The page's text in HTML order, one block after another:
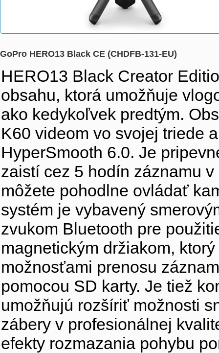
GoPro HERO13 Black CE (CHDFB-131-EU)
HERO13 Black Creator
obsahu, ktorá umožňuje
ako kedykoľvek predtým.
K60 videom vo svojej triede
HyperSmooth 6.0. Je
zaistí cez 5 hodín záznamu
môžete pohodlne ovládať
systém je vybavený
zvukom Bluetooth pre
magnetickým držiakom,
možnosťami prenosu
pomocou SD karty. Je tiež
umožňujú rozšíriť možnosti
zábery v profesionálnej
efekty rozmazania pohybu